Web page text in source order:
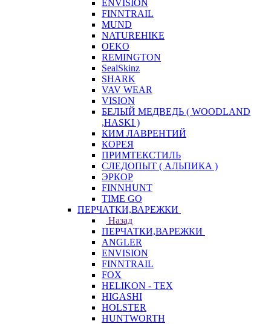
ENVISION
FINNTRAIL
MUND
NATUREHIKE
OEKO
REMINGTON
SealSkinz
SHARK
VAV WEAR
VISION
БЕЛЫЙ МЕДВЕДЬ ( WOODLAND
,HASKI )
КИМ ЛАВРЕНТИЙ
КОРЕЯ
ПРИМТЕКСТИЛЬ
СЛЕДОПЫТ ( АЛЬПИКА )
ЭРКОР
FINNHUNT
TIME GO
ПЕРЧАТКИ,ВАРЕЖКИ
Назад
ПЕРЧАТКИ,ВАРЕЖКИ
ANGLER
ENVISION
FINNTRAIL
FOX
HELIKON - TEX
HIGASHI
HOLSTER
HUNTWORTH